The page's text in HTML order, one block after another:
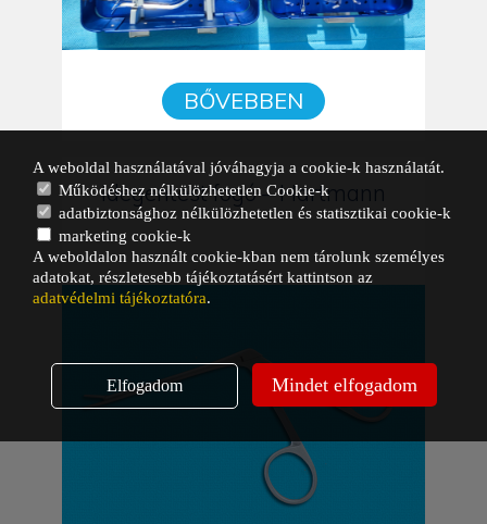
BŐVEBBEN
Idegentest fogó – Hartmann
A weboldal használatával jóváhagyja a cookie-k használatát.
Működéshez nélkülözhetetlen Cookie-k
adatbiztonsághoz nélkülözhetetlen és statisztikai cookie-k
marketing cookie-k
A weboldalon használt cookie-kban nem tárolunk személyes
adatokat, részletesebb tájékoztatásért kattintson az
adatvédelmi tájékoztatóra.
Elfogadom Mindet elfogadom